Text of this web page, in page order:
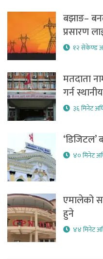
बझाङ–
प्रसारण
१२ सेकेण्ड
मतदाता
गर्न
३६ मिनेट
४० मिनेट
एमालेको
हुने
४४ मिनेट